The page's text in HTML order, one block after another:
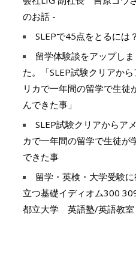
のお話 -
SLEPで45点をとるには？
留学体験談をアップしま
た。「SLEP試験クリアから
リカで一年間の留学で生徒
んできた事」
SLEP試験クリアからア
カで一年間の留学で生徒が
できた事
留学・英検・大学受験
立つ基礎イディオム300
都立大学 英語塾/英語教室